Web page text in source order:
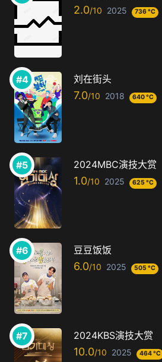
2.0 2025 736 °C
刘在街头
7.0 2018 640 °C
2024MBC演技大赏
1.0 2025 625 °C
豆豆饭饭
6.0 2025 505 °C
2024KBS演技大赏
10.0 2025 464 °C